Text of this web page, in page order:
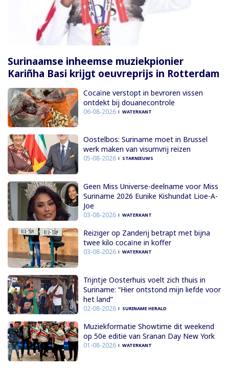
Surinaamse inheemse muziekpionier
Kariñha Basi krijgt oeuvreprijs in Rotterdam
Cocaïne verstopt in bevroren vissen
ontdekt bij douanecontrole
06-08-2026 WATERKANT
Oostelbos: Suriname moet in Brussel
werk maken van visumvrij reizen
05-08-2026 STARNIEUWS
Geen Miss Universe-deelname voor Miss
Suriname 2026 Eunike Kishundat Lioe-A-
Joe
03-08-2026 WATERKANT
Reiziger op Zanderij betrapt met bijna
twee kilo cocaïne in koffer
03-08-2026 WATERKANT
Trijntje Oosterhuis voelt zich thuis in
Suriname: “Hier ontstond mijn liefde voor
het land”
02-08-2026 SURINAME HERALD
Muziekformatie Showtime dit weekend
op 50e editie van Sranan Day New York
01-08-2026 WATERKANT